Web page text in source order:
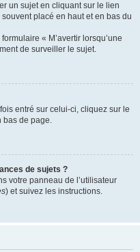
un sujet en cliquant sur le lien
placé en haut et en bas du
« M’avertir lorsqu’une
de surveiller le sujet.
entré sur celui-ci, cliquez sur le
bas de page.
de sujets ?
votre panneau de l’utilisateur
) et suivez les instructions.